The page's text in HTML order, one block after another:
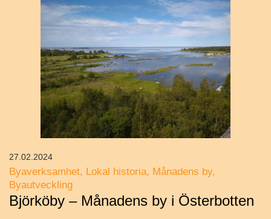
Byaverksamhet Lokal historia
Månadens by
Byautveckling
Björköby – Månadens by i Österbotten
27.02.2024